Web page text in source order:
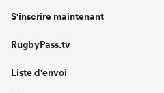
S'inscrire maintenant
RugbyPass.tv
Liste d'envoi